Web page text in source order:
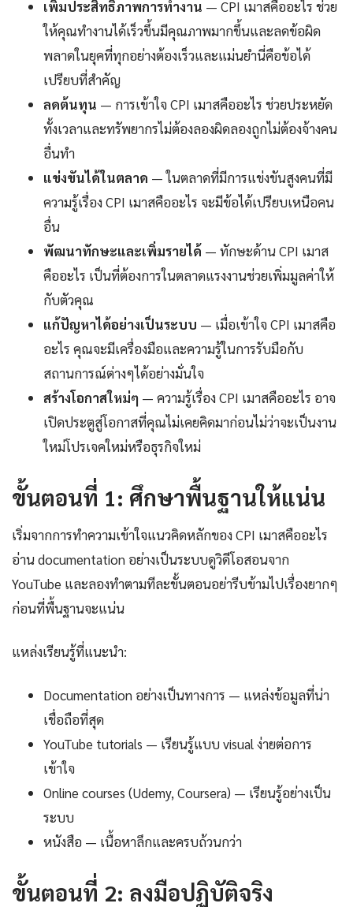
เพิ่มประสิทธิภาพการทำงาน — CPI เมาสคืออะไร ช่วย
ให้คุณทำงานได้เร็วขึ้นมีคุณภาพมากขึ้นและลดข้อผิด
พลาดในยุคที่ทุกอย่างต้องเร็วและแม่นยำนี่คือข้อได้
เปรียบที่สำคัญ
ลดต้นทุน — การเข้าใจ CPI เมาสคืออะไร ช่วยประหยัด
ทั้งเวลาและทรัพยากรไม่ต้องลองผิดลองถูกไม่ต้องจ้างคน
อื่นทำ
แข่งขันได้ในตลาด — ในตลาดที่มีการแข่งขันสูงคนที่มี
ความรู้เรื่อง CPI เมาสคืออะไร จะมีข้อได้เปรียบเหนือคน
อื่น
พัฒนาทักษะและเพิ่มรายได้ — ทักษะด้าน CPI เมาส
คืออะไร เป็นที่ต้องการในตลาดแรงงานช่วยเพิ่มมูลค่าให้
กับตัวคุณ
แก้ปัญหาได้อย่างเป็นระบบ — เมื่อเข้าใจ CPI เมาสคือ
อะไร คุณจะมีเครื่องมือและความรู้ในการรับมือกับ
สถานการณ์ต่างๆได้อย่างมั่นใจ
สร้างโอกาสใหม่ๆ — ความรู้เรื่อง CPI เมาสคืออะไร อาจ
เปิดประตูสู่โอกาสที่คุณไม่เคยคิดมาก่อนไม่ว่าจะเป็นงาน
ใหม่โปรเจคใหม่หรือธุรกิจใหม่
ขั้นตอนที่ 1: ศึกษาพื้นฐานให้แน่น
เริ่มจากการทำความเข้าใจแนวคิดหลักของ CPI เมาสคืออะไร
อ่าน documentation อย่างเป็นระบบดูวิดีโอสอนจาก
YouTube และลองทำตามทีละขั้นตอนอย่ารีบข้ามไปเรื่องยากๆ
ก่อนที่พื้นฐานจะแน่น
แหล่งเรียนรู้ที่แนะนำ:
Documentation อย่างเป็นทางการ — แหล่งข้อมูลที่น่า
เชื่อถือที่สุด
YouTube tutorials — เรียนรู้แบบ visual ง่ายต่อการ
เข้าใจ
Online courses (Udemy, Coursera) — เรียนรู้อย่างเป็น
ระบบ
หนังสือ — เนื้อหาลึกและครบถ้วนกว่า
ขั้นตอนที่ 2: ลงมือปฏิบัติจริง